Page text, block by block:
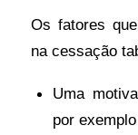
Os fatores
na cessação
Uma
por